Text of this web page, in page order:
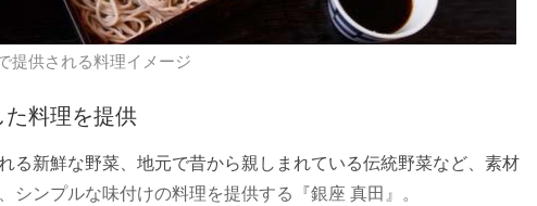
提供される料理イメージ
料理を提供
る新鮮な野菜、地元で昔から親しまれている伝統野菜など、素材
シンプルな味付けの料理を提供する『銀座 真田』。